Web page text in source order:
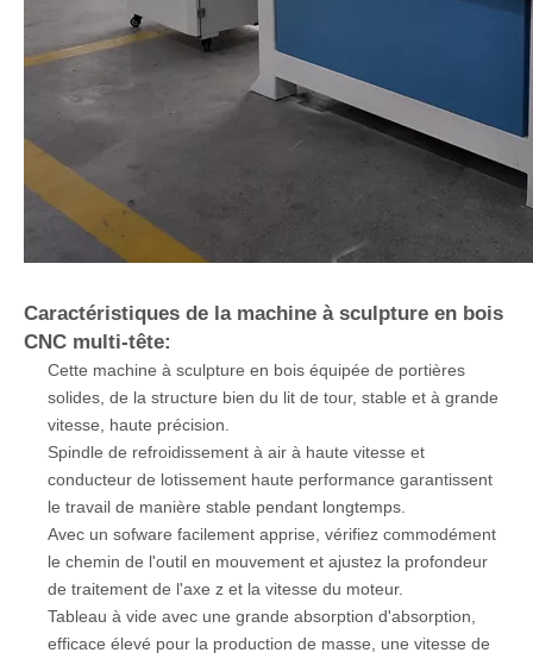
Caractéristiques de la machine à sculpture en bois
CNC multi-tête:
Cette machine à sculpture en bois équipée de portières
solides, de la structure bien du lit de tour, stable et à grande
vitesse, haute précision.
Spindle de refroidissement à air à haute vitesse et
conducteur de lotissement haute performance garantissent
le travail de manière stable pendant longtemps.
Avec un sofware facilement apprise, vérifiez commodément
le chemin de l'outil en mouvement et ajustez la profondeur
de traitement de l'axe z et la vitesse du moteur.
Tableau à vide avec une grande absorption d'absorption,
efficace élevé pour la production de masse, une vitesse de